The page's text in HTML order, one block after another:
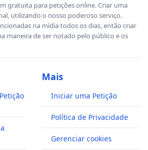
gratuita para petições online. Criar uma
utilizando o nosso poderoso serviço.
na mídia todos os dias, então criar
maneira de ser notado pelo público e os
Mais
Iniciar uma Petição
Política de Privacidade
Gerenciar cookies